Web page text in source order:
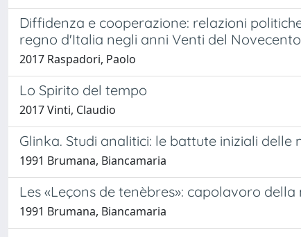
Diffidenza e cooperazione: relazioni
regno d'Italia negli anni Venti del Novecento
2017 Raspadori, Paolo
Lo Spirito del tempo
2017 Vinti, Claudio
Glinka. Studi analitici: le battute iniziali delle
1991 Brumana, Biancamaria
Les «Leçons de tenèbres»: capolavoro della
1991 Brumana, Biancamaria